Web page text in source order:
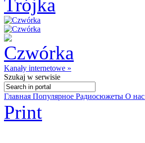
Kanały internetowe »
Szukaj w serwisie
Главная Популярное Радиосюжеты О нас
Print